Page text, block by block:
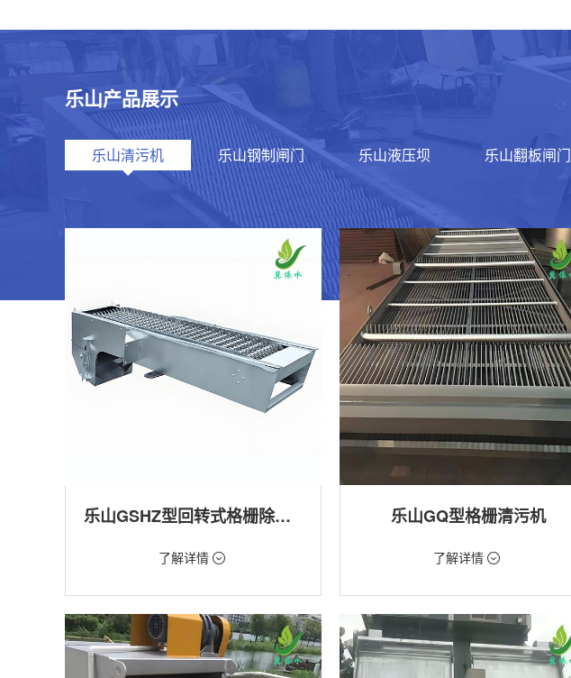
乐山产品展示
乐山清污机 乐山钢制闸门 乐山液压坝 乐山翻板闸门
乐山GSHZ型回转式格栅除污机
价格：1.08万/台
机,回转式清污机
用途：泵站,污水处理,水电站,自来水厂,渠道,水
产养殖,化工,纺织,给排水工程
了解详情
乐山GQ型格栅清污机
价格：1899元/台
机
用途：泵站,污水处理,水电站,自来水厂,给排水
工程
了解详情